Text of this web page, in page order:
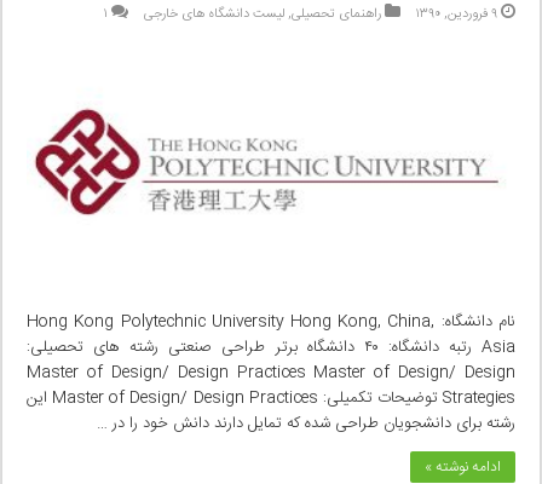
۹ فروردین, ۱۳۹۰ راهنمای تحصیلی,لیست دانشگاه های خارجی ۱
نام دانشگاه: Hong Kong Polytechnic University Hong Kong, China,
Asia رتبه دانشگاه: ۴۰ دانشگاه برتر طراحی صنعتی رشته های تحصیلی:
Master of Design/ Design Practices Master of Design/ Design
Strategies توضیحات تکمیلی: Master of Design/ Design Practices این
رشته برای دانشجویان طراحی شده که تمایل دارند دانش خود را در …
ادامه نوشته »